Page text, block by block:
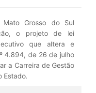
Mato Grosso do Sul
o projeto de lei
que altera e
4.894, de 26 de julho
a Carreira de Gestão
Estado.